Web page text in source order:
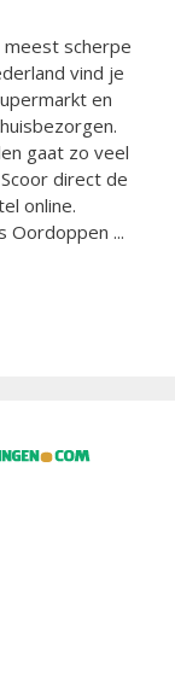
meest scherpe
vind je
en
gaat zo veel
direct de
online.
Oordoppen ...